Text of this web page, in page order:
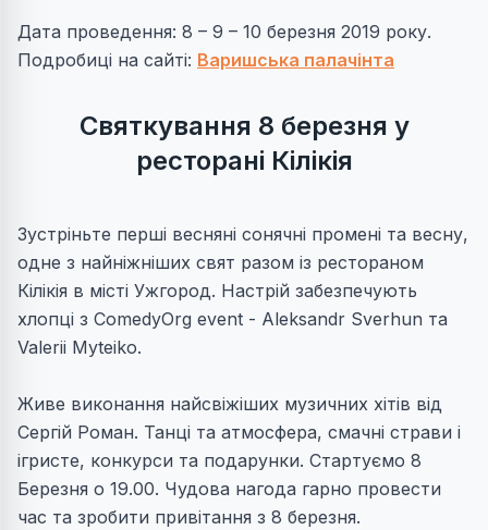
Дата проведення: 8 – 9 – 10 березня 2019 року.
Подробиці на сайті: Варишська палачінта
Святкування 8 березня у
ресторані Кілікія
Зустріньте перші весняні сонячні промені та весну,
одне з найніжніших свят разом із рестораном
Кілікія в місті Ужгород. Настрій забезпечують
хлопці з ComedyOrg event - Aleksandr Sverhun та
Valerii Myteiko.
Живе виконання найсвіжіших музичних хітів від
Сергій Роман. Танці та атмосфера, смачні страви і
ігристе, конкурси та подарунки. Стартуємо 8
Березня о 19.00. Чудова нагода гарно провести
час та зробити привітання з 8 березня.